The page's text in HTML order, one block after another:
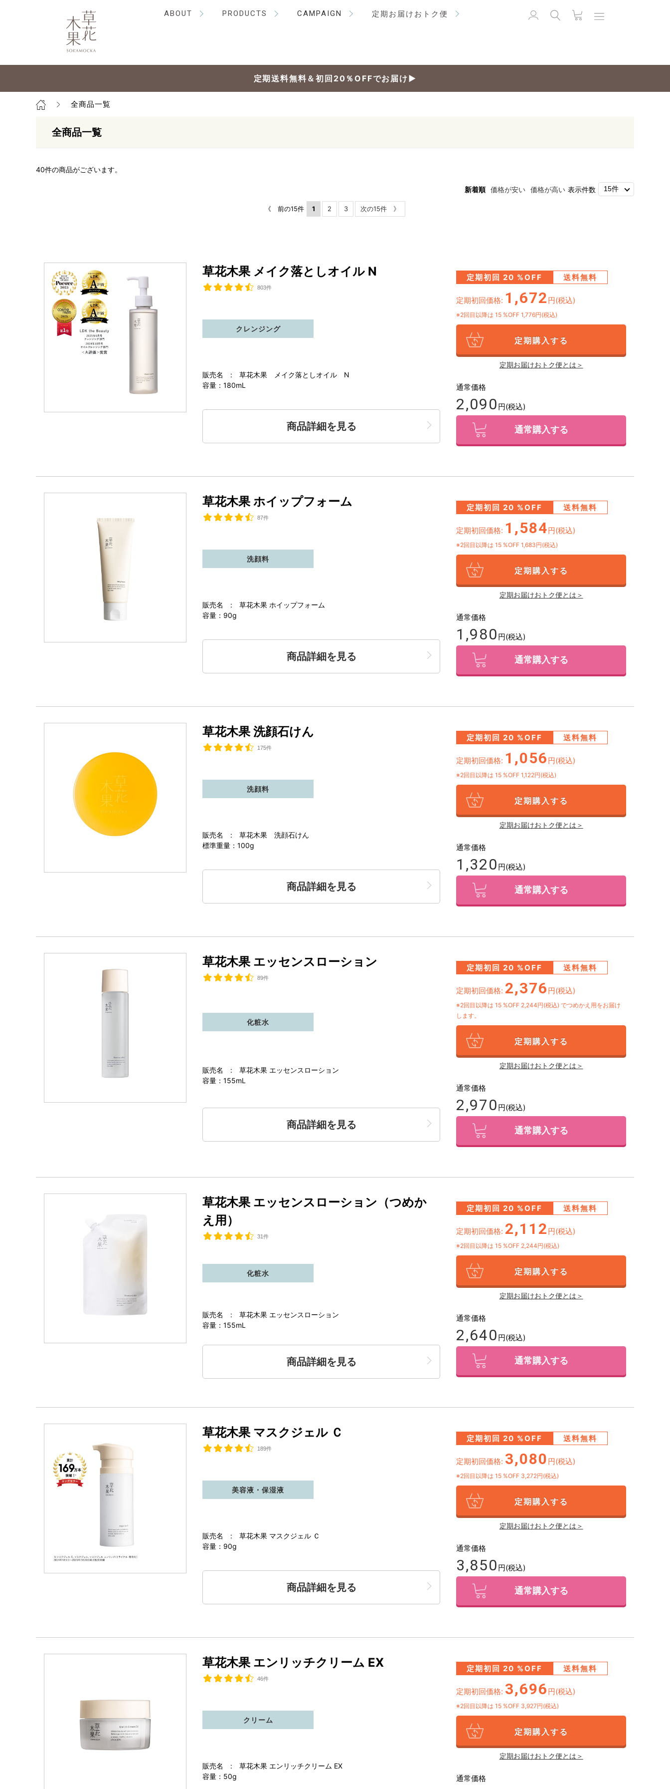
ABOUT PRODUCTS CAMPAIGN 定期お届けおトク便
定期送料無料＆初回20％OFFでお届け▶
全商品一覧
全商品一覧
40件の商品がございます。
新着順 価格が安い 価格が高い 表示件数
《 前の15件 1 2 3 次の15件 》
草花木果 メイク落としオイル N
803件
販売名 : 草花木果 メイク落としオイル N
容量：180mL
クレンジング
商品詳細を見る
定期初回 20 %OFF 送料無料
定期初回価格: 1,672 円(税込)
※2回目以降は 15 %OFF 1,776円(税込)
定期購入する
定期お届けおトク便とは＞
通常価格
2,090 円(税込)
通常購入する
草花木果 ホイップフォーム
87件
販売名 : 草花木果 ホイップフォーム
容量：90g
洗顔料
商品詳細を見る
定期初回 20 %OFF 送料無料
定期初回価格: 1,584円(税込)
※2回目以降は 15 %OFF 1,683円(税込)
定期購入する
定期お届けおトク便とは＞
通常価格
1,980 円(税込)
通常購入する
草花木果 洗顔石けん
175件
販売名 : 草花木果 洗顔石けん
標準重量：100g
洗顔料
商品詳細を見る
定期初回 20 %OFF 送料無料
定期初回価格: 1,056 円(税込)
※2回目以降は 15 %OFF 1,122円(税込)
定期購入する
定期お届けおトク便とは＞
通常価格
1,320 円(税込)
通常購入する
草花木果 エッセンスローション
89件
販売名 : 草花木果 エッセンスローション
容量：155mL
化粧水
商品詳細を見る
定期初回 20 %OFF 送料無料
定期初回価格: 2,376 円(税込)
※2回目以降は 15 %OFF 2,244円(税込)でつめかえ用をお届け
します。
定期購入する
定期お届けおトク便とは＞
通常価格
2,970 円(税込)
通常購入する
草花木果 エッセンスローション（つめか
え用）
31件
販売名 : 草花木果 エッセンスローション
容量：155mL
化粧水
商品詳細を見る
定期初回 20 %OFF 送料無料
定期初回価格: 2,112 円(税込)
※2回目以降は 15 %OFF 2,244円(税込)
定期購入する
定期お届けおトク便とは＞
通常価格
2,640 円(税込)
通常購入する
草花木果 マスクジェル Ｃ
189件
販売名 : 草花木果 マスクジェル Ｃ
容量：90g
美容液・保湿液
商品詳細を見る
定期初回 20 %OFF 送料無料
定期初回価格: 3,080 円(税込)
※2回目以降は 15 %OFF 3,272円(税込)
定期購入する
定期お届けおトク便とは＞
通常価格
3,850 円(税込)
通常購入する
草花木果 エンリッチクリーム EX
46件
販売名 : 草花木果 エンリッチクリーム EX
容量：50g
クリーム
定期初回 20 %OFF 送料無料
定期初回価格: 3,696 円(税込)
※2回目以降は 15 %OFF 3,927円(税込)
定期購入する
定期お届けおトク便とは＞
通常価格